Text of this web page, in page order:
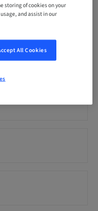
storing of cookies on your
and assist in our
All Cookies